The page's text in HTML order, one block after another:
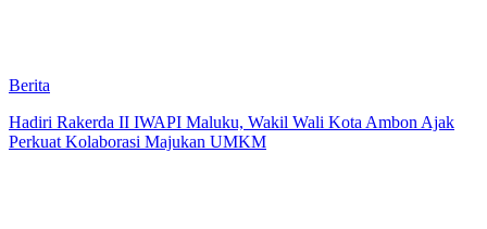
Berita
Hadiri Rakerda II IWAPI Maluku, Wakil Wali Kota Ambon Ajak
Perkuat Kolaborasi Majukan UMKM